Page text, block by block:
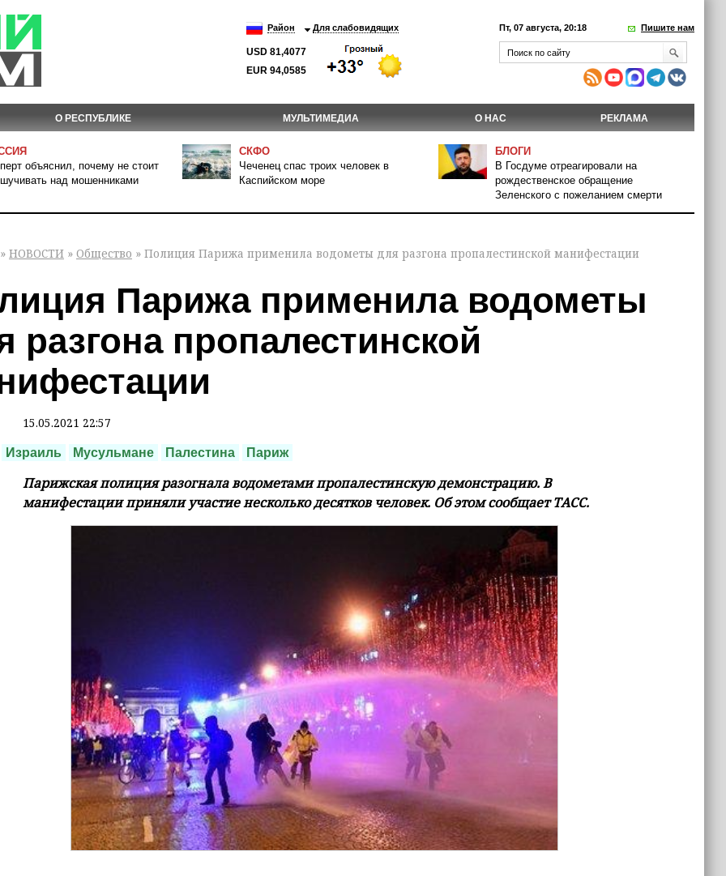
Район Для слабовидящих
USD 81,4077
EUR 94,0585
Пт, 07 августа, 20:18 Пишите нам
О РЕСПУБЛИКЕ МУЛЬТИМЕДИА О НАС РЕКЛАМА
объяснил, почему не стоит
над мошенниками
СКФО
Чеченец спас троих человек в
Каспийском море
БЛОГИ
В Госдуме отреагировали на
рождественское обращение
Зеленского с пожеланием смерти
» НОВОСТИ » Общество » Полиция Парижа применила водометы для разгона пропалестинской манифестации
Парижа применила водометы
разгона пропалестинской
15.05.2021 22:57
Израиль Мусульмане Палестина Париж
Парижская полиция разогнала водометами пропалестинскую демонстрацию. В
манифестации приняли участие несколько десятков человек. Об этом сообщает ТАСС.